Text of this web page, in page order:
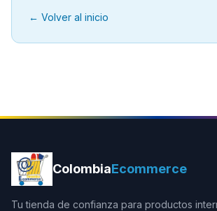
← Volver al inicio
ColombiaEcommerce
Tu tienda de confianza para productos